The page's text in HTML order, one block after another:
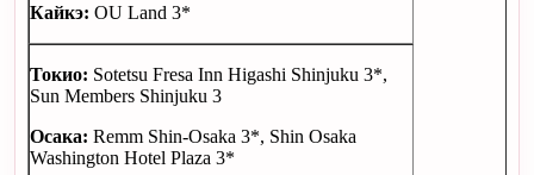
Кайкэ: OU Land 3*
Токио: Sotetsu Fresa Inn Higashi Shinjuku 3*,
Sun Members Shinjuku 3
Осака: Remm Shin-Osaka 3*, Shin Osaka
Washington Hotel Plaza 3*